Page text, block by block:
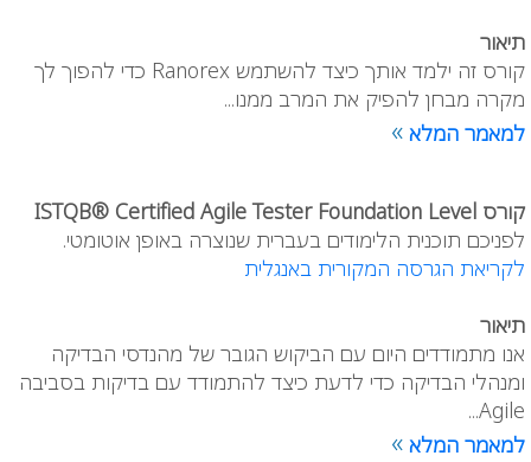
תיאור
קורס זה ילמד אותך כיצד להשתמש Ranorex כדי להפוך לך
מקרה מבחן להפיק את המרב ממנו...
למאמר המלא »
קורס ISTQB® Certified Agile Tester Foundation Level
לפניכם תוכנית הלימודים בעברית שנוצרה באופן אוטומטי.
לקריאת הגרסה המקורית באנגלית
תיאור
אנו מתמודדים היום עם הביקוש הגובר של מהנדסי הבדיקה
ומנהלי הבדיקה כדי לדעת כיצד להתמודד עם בדיקות בסביבה
Agile...
למאמר המלא »